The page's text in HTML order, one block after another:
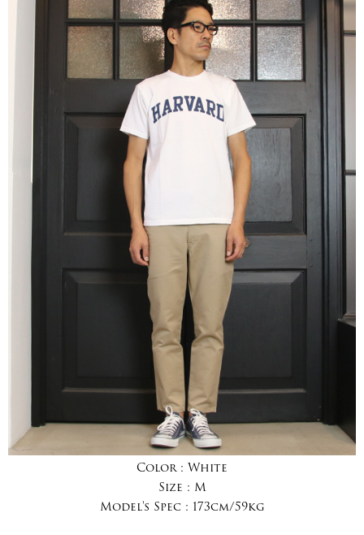
Color : White
Size : M
Model's Spec : 173cm/59kg